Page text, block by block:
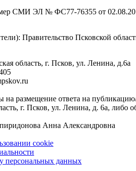
СМИ ЭЛ № ФС77-76355 от
Правительство Псковской
область, г. Псков, ул. Ленина, д.6а
размещение ответа на
г. Псков, ул. Ленина, д. 6а, либо
Анна Александровна
cookie
персональных данных